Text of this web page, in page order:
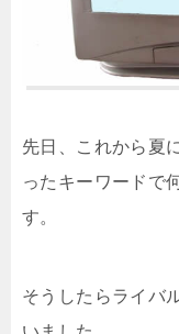
先日、これから夏
ったキーワードで
す。
そうしたらライバ